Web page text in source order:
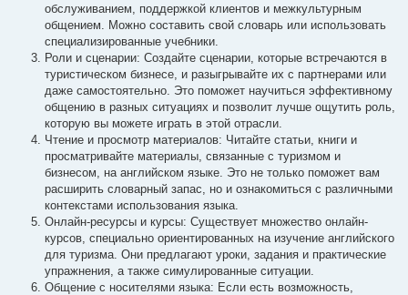
обслуживанием, поддержкой клиентов и межкультурным
общением. Можно составить свой словарь или использовать
специализированные учебники.
Роли и сценарии: Создайте сценарии, которые встречаются в
туристическом бизнесе, и разыгрывайте их с партнерами или
даже самостоятельно. Это поможет научиться эффективному
общению в разных ситуациях и позволит лучше ощутить роль,
которую вы можете играть в этой отрасли.
Чтение и просмотр материалов: Читайте статьи, книги и
просматривайте материалы, связанные с туризмом и
бизнесом, на английском языке. Это не только поможет вам
расширить словарный запас, но и ознакомиться с различными
контекстами использования языка.
Онлайн-ресурсы и курсы: Существует множество онлайн-
курсов, специально ориентированных на изучение английского
для туризма. Они предлагают уроки, задания и практические
упражнения, а также симулированные ситуации.
Общение с носителями языка: Если есть возможность,